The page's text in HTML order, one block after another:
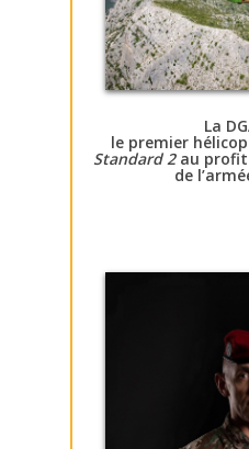
La
le premier
Standard 2au profit
de